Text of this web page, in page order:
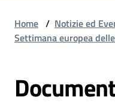
Romagna
Chi
Siamo
Home / Notizie ed
Settimana europea